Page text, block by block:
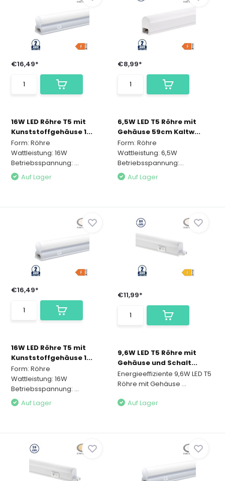
€16,49*
16W LED Röhre T5 mit
Kunststoffgehäuse 1...
Form: Röhre
Wattleistung: 16W
Betriebsspannung: ...
Auf Lager
€8,99*
6,5W LED T5 Röhre mit
Gehäuse 59cm Kaltw...
Form: Röhre
Wattleistung: 6,5W
Betriebsspannung:...
Auf Lager
€16,49*
16W LED Röhre T5 mit
Kunststoffgehäuse 1...
Form: Röhre
Wattleistung: 16W
Betriebsspannung: ...
Auf Lager
€11,99*
9,6W LED T5 Röhre mit
Gehäuse und Schalt...
Energieeffiziente 9,6W LED T5
Röhre mit Gehäuse ...
Auf Lager